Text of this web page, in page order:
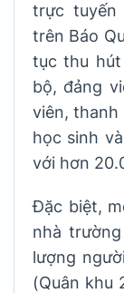
trực tuyến
trên Báo
tục thu
bộ, đảng
viên, thanh
học sinh
với hơn
Đặc biệt,
nhà
lượng
(Quân khu